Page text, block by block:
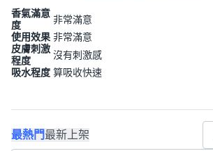
香氣滿意
度
非常滿意
使用效果 非常滿意
皮膚刺激
程度
沒有刺激感
吸水程度 算吸收快速
最熱門最新上架